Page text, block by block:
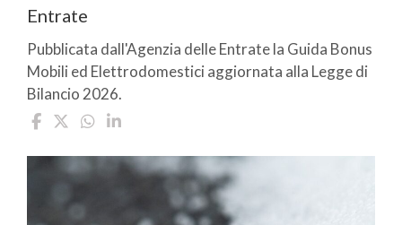
Entrate
Pubblicata dall'Agenzia delle Entrate la Guida Bonus
Mobili ed Elettrodomestici aggiornata alla Legge di
Bilancio 2026.